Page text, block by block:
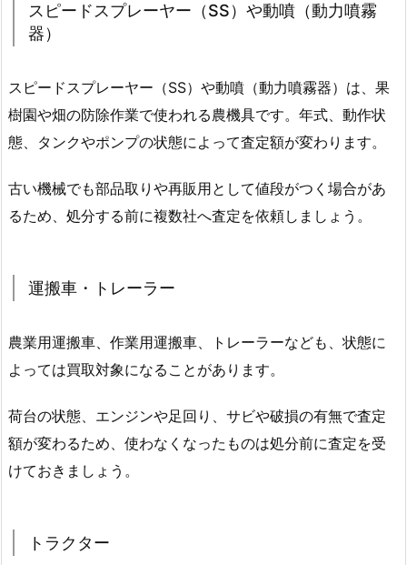
スピードスプレーヤー（SS）や動噴（動力噴霧
器）
スピードスプレーヤー（SS）や動噴（動力噴霧器）は、果
樹園や畑の防除作業で使われる農機具です。年式、動作状
態、タンクやポンプの状態によって査定額が変わります。
古い機械でも部品取りや再販用として値段がつく場合があ
るため、処分する前に複数社へ査定を依頼しましょう。
運搬車・トレーラー
農業用運搬車、作業用運搬車、トレーラーなども、状態に
よっては買取対象になることがあります。
荷台の状態、エンジンや足回り、サビや破損の有無で査定
額が変わるため、使わなくなったものは処分前に査定を受
けておきましょう。
トラクター